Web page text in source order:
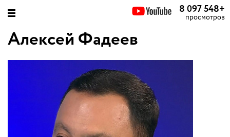
8 097 548+
просмотров
Алексей Фадеев